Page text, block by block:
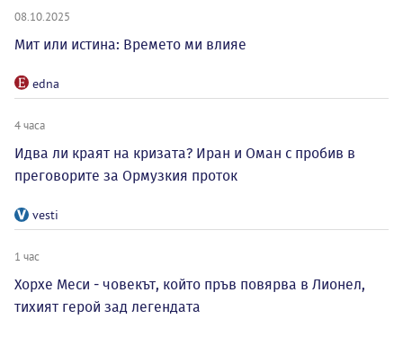
08.10.2025
Мит или истина: Времето ми влияе
edna
4 часа
Идва ли краят на кризата? Иран и Оман с пробив в
преговорите за Ормузкия проток
vesti
1 час
Хорхе Меси - човекът, който пръв повярва в Лионел,
тихият герой зад легендата